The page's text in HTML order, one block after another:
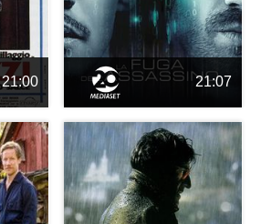
21:00 21:07